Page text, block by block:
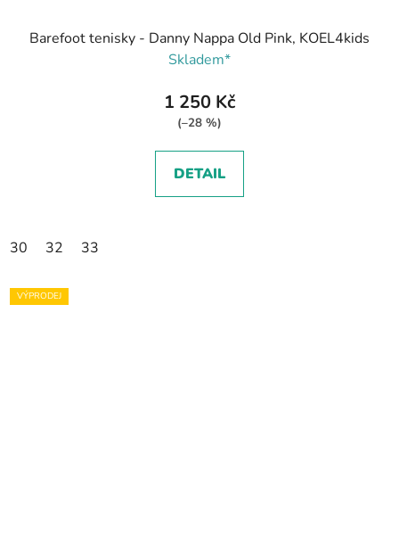
Barefoot tenisky - Danny Nappa Old Pink, KOEL4kids
Skladem*
1 250 Kč
(–28 %)
DETAIL
30 32 33
VÝPRODEJ